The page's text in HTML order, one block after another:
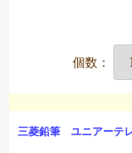
個数：
三菱鉛筆 ユニアーテレ